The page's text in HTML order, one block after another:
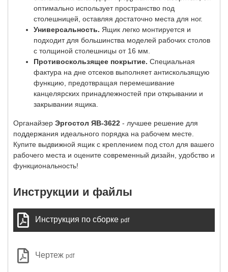
оптимально использует пространство под
столешницей, оставляя достаточно места для ног.
Универсальность. Ящик легко монтируется и
подходит для большинства моделей рабочих столов
с толщиной столешницы от 16 мм.
Противоскользящее покрытие. Специальная
фактура на дне отсеков выполняет антискользящую
функцию, предотвращая перемешивание
канцелярских принадлежностей при открывании и
закрывании ящика.
Органайзер Эргостол ЯВ-3622 - лучшее решение для
поддержания идеального порядка на рабочем месте.
Купите выдвижной ящик с креплением под стол для вашего
рабочего места и оцените современный дизайн, удобство и
функциональность!
Инструкции и файлы
Инструкция по сборке pdf
Чертеж pdf